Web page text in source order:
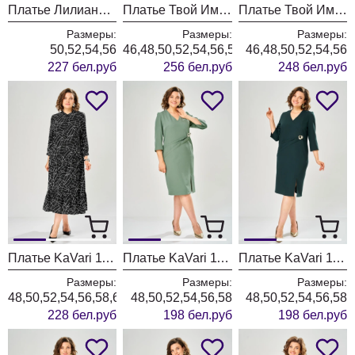
Платье Лилиана 1485н хаки
Размеры:
50,52,54,56
227 бел.руб
Платье Твой Имидж 2556 оливковый в клетку
Размеры:
46,48,50,52,54,56,58,60,62
256 бел.руб
Платье Твой Имидж 2454 шоколад
Размеры:
46,48,50,52,54,56
248 бел.руб
Платье KaVari 1163 черный принт
Размеры:
48,50,52,54,56,58,60,62
228 бел.руб
Платье KaVari 1162-3 зеленый
Размеры:
48,50,52,54,56,58
198 бел.руб
Платье KaVari 1162-2 изумруд
Размеры:
48,50,52,54,56,58
198 бел.руб